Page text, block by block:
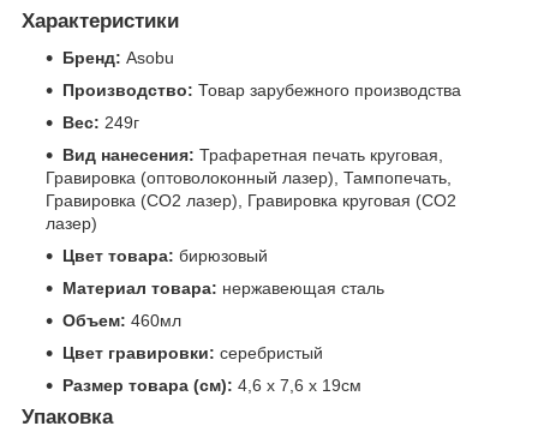
Характеристики
Бренд: Asobu
Производство: Товар зарубежного производства
Вес: 249г
Вид нанесения: Трафаретная печать круговая,
Гравировка (оптоволоконный лазер), Тампопечать,
Гравировка (CO2 лазер), Гравировка круговая (CO2
лазер)
Цвет товара: бирюзовый
Материал товара: нержавеющая сталь
Объем: 460мл
Цвет гравировки: серебристый
Размер товара (см): 4,6 х 7,6 х 19см
Упаковка